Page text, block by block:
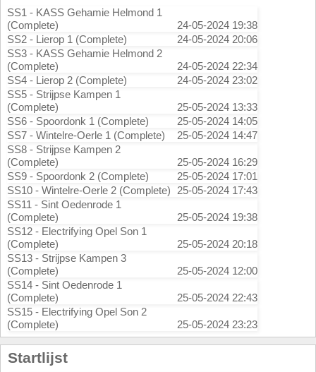
SS1 - KASS Gehamie Helmond 1
(Complete)
24-05-2024 19:38
SS2 - Lierop 1 (Complete)
24-05-2024 20:06
SS3 - KASS Gehamie Helmond 2
(Complete)
24-05-2024 22:34
SS4 - Lierop 2 (Complete)
24-05-2024 23:02
SS5 - Strijpse Kampen 1
(Complete)
25-05-2024 13:33
SS6 - Spoordonk 1 (Complete)
25-05-2024 14:05
SS7 - Wintelre-Oerle 1 (Complete)
25-05-2024 14:47
SS8 - Strijpse Kampen 2
(Complete)
25-05-2024 16:29
SS9 - Spoordonk 2 (Complete)
25-05-2024 17:01
SS10 - Wintelre-Oerle 2 (Complete)
25-05-2024 17:43
SS11 - Sint Oedenrode 1
(Complete)
25-05-2024 19:38
SS12 - Electrifying Opel Son 1
(Complete)
25-05-2024 20:18
SS13 - Strijpse Kampen 3
(Complete)
25-05-2024 12:00
SS14 - Sint Oedenrode 1
(Complete)
25-05-2024 22:43
SS15 - Electrifying Opel Son 2
(Complete)
25-05-2024 23:23
Startlijst